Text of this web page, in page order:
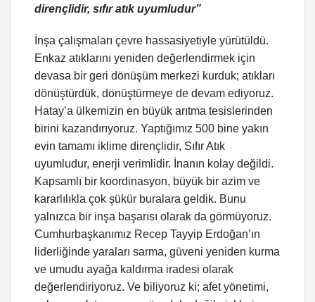
dirençlidir, sıfır atık uyumludur”
İnşa çalışmaları çevre hassasiyetiyle yürütüldü.
Enkaz atıklarını yeniden değerlendirmek için
devasa bir geri dönüşüm merkezi kurduk; atıkları
dönüştürdük, dönüştürmeye de devam ediyoruz.
Hatay’a ülkemizin en büyük arıtma tesislerinden
birini kazandırıyoruz. Yaptığımız 500 bine yakın
evin tamamı iklime dirençlidir, Sıfır Atık
uyumludur, enerji verimlidir. İnanın kolay değildi.
Kapsamlı bir koordinasyon, büyük bir azim ve
kararlılıkla çok şükür buralara geldik. Bunu
yalnızca bir inşa başarısı olarak da görmüyoruz.
Cumhurbaşkanımız Recep Tayyip Erdoğan’ın
liderliğinde yaraları sarma, güveni yeniden kurma
ve umudu ayağa kaldırma iradesi olarak
değerlendiriyoruz. Ve biliyoruz ki; afet yönetimi,